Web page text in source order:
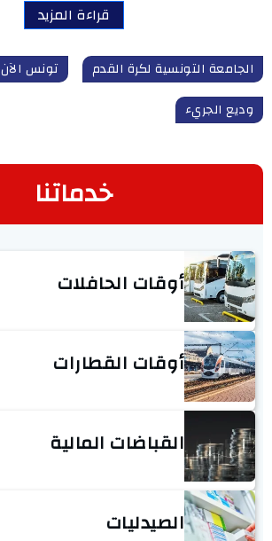
قراءة المزيد
الجامعة التونسية لكرة القدم
تونس الآن
وديع الجريء
خدماتنا
أوقات الحافلات
أوقات القطارات
القباضات المالية
الصيدليات